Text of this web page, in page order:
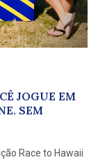
JOGUE EM
SEM
Race to Hawaii